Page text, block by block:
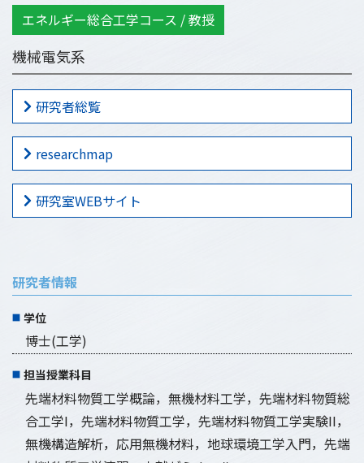
エネルギー総合工学コース / 教授
機械電気系
研究者総覧
researchmap
研究室WEBサイト
研究者情報
学位
博士(工学)
担当授業科目
先端材料物質工学概論，無機材料工学，先端材料物質総
合工学I，先端材料物質工学，先端材料物質工学実験II，
無機構造解析，応用無機材料，地球環境工学入門，先端